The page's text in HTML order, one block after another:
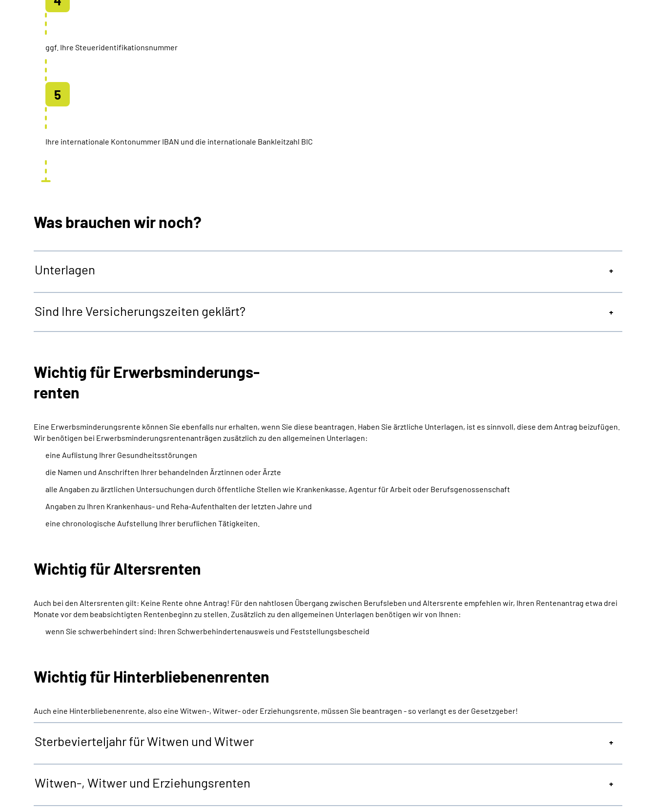
ggf. Ihre Steueridentifikationsnummer
Ihre internationale Kontonummer IBAN und die internationale Bankleitzahl BIC
Was brauchen wir noch?
Unterlagen
Sind Ihre Versicherungszeiten geklärt?
Wichtig für Erwerbsminderungs-
renten
Eine Erwerbsminderungsrente können Sie ebenfalls nur erhalten, wenn Sie diese beantragen. Haben Sie ärztliche Unterlagen, ist es sinnvoll, diese dem Antrag beizufügen.
Wir benötigen bei Erwerbsminderungsrentenanträgen zusätzlich zu den allgemeinen Unterlagen:
eine Auflistung Ihrer Gesundheitsstörungen
die Namen und Anschriften Ihrer behandelnden Ärztinnen oder Ärzte
alle Angaben zu ärztlichen Untersuchungen durch öffentliche Stellen wie Krankenkasse, Agentur für Arbeit oder Berufsgenossenschaft
Angaben zu Ihren Krankenhaus- und Reha-Aufenthalten der letzten Jahre und
eine chronologische Aufstellung Ihrer beruflichen Tätigkeiten.
Wichtig für Altersrenten
Auch bei den Altersrenten gilt: Keine Rente ohne Antrag! Für den nahtlosen Übergang zwischen Berufsleben und Altersrente empfehlen wir, Ihren Rentenantrag etwa drei
Monate vor dem beabsichtigten Rentenbeginn zu stellen. Zusätzlich zu den allgemeinen Unterlagen benötigen wir von Ihnen:
wenn Sie schwerbehindert sind: Ihren Schwerbehindertenausweis und Feststellungsbescheid
Wichtig für Hinterbliebenenrenten
Auch eine Hinterbliebenenrente, also eine Witwen-, Witwer- oder Erziehungsrente, müssen Sie beantragen - so verlangt es der Gesetzgeber!
Sterbevierteljahr für Witwen und Witwer
Witwen-, Witwer und Erziehungsrenten